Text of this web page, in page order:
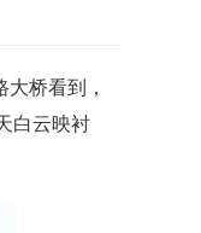
桥看到，
白云映衬